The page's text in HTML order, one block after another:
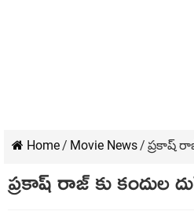
Home/ Movie News/ ప్రకాష్
ప్రకాష్ రాజ్ కు కందుల